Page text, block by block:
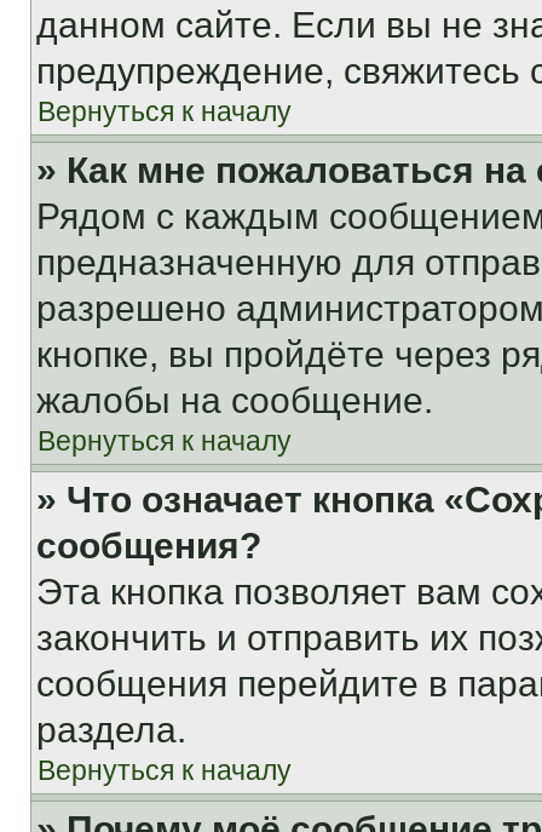
данном сайте. Если вы не
предупреждение,
Вернуться к началу
» Как мне пожаловаться
Рядом с каждым сообщением
предназначенную для
разрешено
кнопке, вы пройдёте через
жалобы на сообщение.
Вернуться к началу
» Что означает кнопка
сообщения?
Эта кнопка позволяет вам
закончить и отправить их
сообщения перейдите в
раздела.
Вернуться к началу